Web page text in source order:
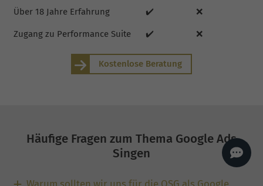
Über 18 Jahre Erfahrung ✔️ ❌
Zugang zu Performance Suite ✔️ ❌
Kostenlose Beratung
Häufige Fragen zum Thema Google Ads
Singen
Backlinks, Beratung und